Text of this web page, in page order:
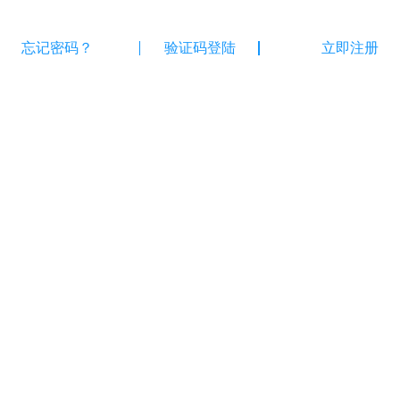
忘记密码？ 验证码登陆 立即注册